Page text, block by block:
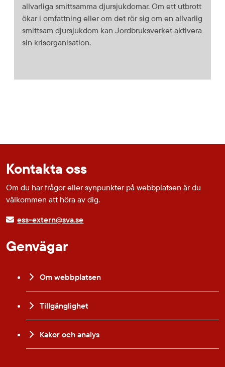
allvarliga smittsamma djursjukdomar. Om ett utbrott
ökar i omfattning eller om det rör sig om en allvarlig
smittsam djursjukdom kan Jordbruksverket aktivera
sin krisorganisation.
Kontakta oss
Om du har frågor eller synpunkter på webbplatsen är du
välkommen att höra av dig.
ess-extern@sva.se
Genvägar
Om webbplatsen
Tillgänglighet
Kakor och analys